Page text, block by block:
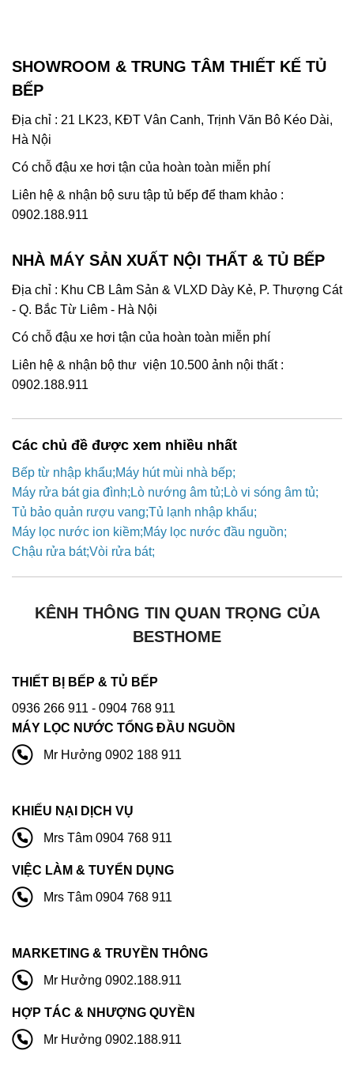
SHOWROOM & TRUNG TÂM THIẾT KẾ TỦ
BẾP
Địa chỉ : 21 LK23, KĐT Vân Canh, Trịnh Văn Bô Kéo Dài,
Hà Nội
Có chỗ đậu xe hơi tận của hoàn toàn miễn phí
Liên hệ & nhận bộ sưu tập tủ bếp để tham khảo :
0902.188.911
NHÀ MÁY SẢN XUẤT NỘI THẤT & TỦ BẾP
Địa chỉ : Khu CB Lâm Sản & VLXD Dày Kẻ, P. Thượng Cát
- Q. Bắc Từ Liêm - Hà Nội
Có chỗ đậu xe hơi tận của hoàn toàn miễn phí
Liên hệ & nhận bộ thư viện 10.500 ảnh nội thất :
0902.188.911
Các chủ đề được xem nhiều nhất
Bếp từ nhập khẩu Máy hút mùi nhà bếp
Máy rửa bát gia đình Lò nướng âm tủ Lò vi sóng âm tủ
Tủ bảo quản rượu vang Tủ lạnh nhập khẩu
Máy lọc nước ion kiềm Máy lọc nước đầu nguồn
Chậu rửa bát Vòi rửa bát
KÊNH THÔNG TIN QUAN TRỌNG CỦA
BESTHOME
THIẾT BỊ BẾP & TỦ BẾP
0936 266 911 - 0904 768 911
MÁY LỌC NƯỚC TỔNG ĐẦU NGUỒN
Mr Hưởng 0902 188 911
KHIẾU NẠI DỊCH VỤ
Mrs Tâm 0904 768 911
VIỆC LÀM & TUYỂN DỤNG
Mrs Tâm 0904 768 911
MARKETING & TRUYỀN THÔNG
Mr Hưởng 0902.188.911
HỢP TÁC & NHƯỢNG QUYỀN
Mr Hưởng 0902.188.911